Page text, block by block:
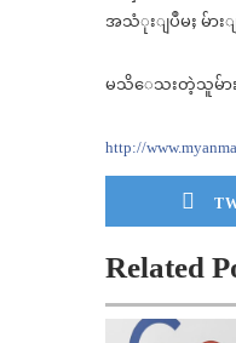
အသံုးျပဳမႈ မ်ား
မသိေသးတဲ့သူမ်ား
http://
Related